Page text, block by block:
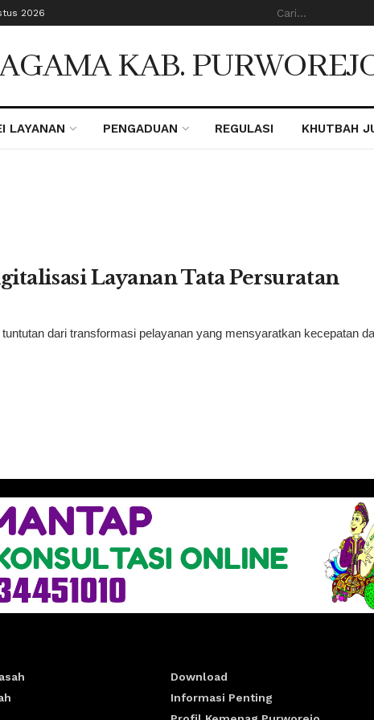
2026
KAB.
LAYANAN PENGADUAN REGULASI KHUTBAH
Layanan Tata Persuratan
dari transformasi pelayanan yang mensyaratkan kecepatan
Download
Informasi Penting